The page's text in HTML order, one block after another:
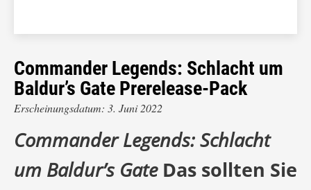
Commander Legends: Schlacht um
Baldur’s Gate Prerelease-Pack
Erscheinungsdatum: 3. Juni 2022
Commander Legends: Schlacht
um Baldur’s GateDas sollten Sie